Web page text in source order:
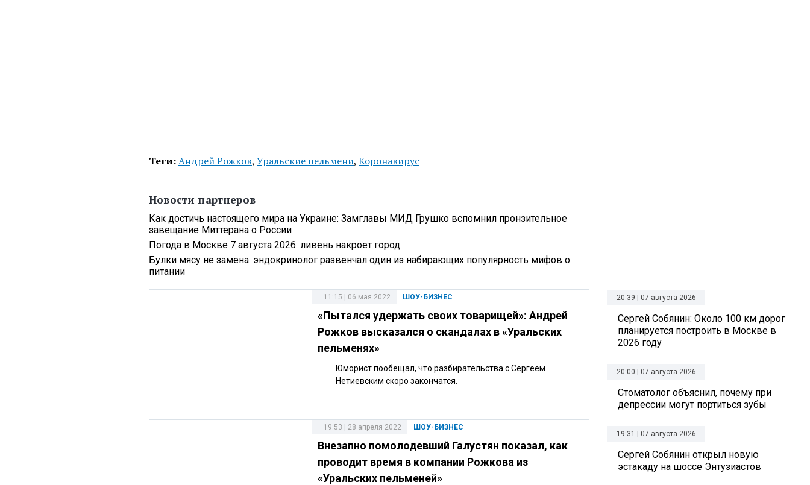
Теги:Андрей Рожков, Уральские пельмени, Коронавирус
Новости партнеров
Как достичь настоящего мира на Украине: Замглавы МИД Грушко вспомнил пронзительное
завещание Миттерана о России
Погода в Москве 7 августа 2026: ливень накроет город
Булки мясу не замена: эндокринолог развенчал один из набирающих популярность мифов о
питании
ШОУ-БИЗНЕС
11:15 | 06 мая 2022
«Пытался удержать своих товарищей»: Андрей
Рожков высказался о скандалах в «Уральских
пельменях»
Юморист пообещал, что разбирательства с Сергеем
Нетиевским скоро закончатся.
ШОУ-БИЗНЕС
19:53 | 28 апреля 2022
Внезапно помолодевший Галустян показал, как
проводит время в компании Рожкова из
«Уральских пельменей»
20:39 | 07 августа 2026
Сергей Собянин: Около 100 км дорог
планируется построить в Москве в
2026 году
20:00 | 07 августа 2026
Стоматолог объяснил, почему при
депрессии могут портиться зубы
19:31 | 07 августа 2026
Сергей Собянин открыл новую
эстакаду на шоссе Энтузиастов